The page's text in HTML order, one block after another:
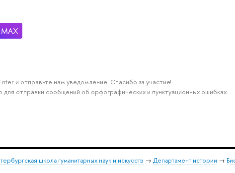
и отправьте нам уведомление. Спасибо за участие!
для отправки сообщений об орфографических и пунктуационных ошибках.
школа гуманитарных наук и искусств → Департамент истории →